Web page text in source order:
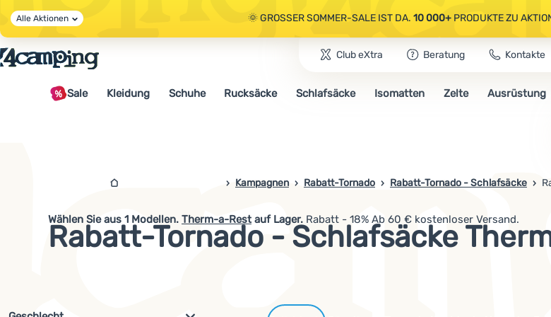
🌞 GROSSER SOMMER-SALE IST DA. 10 000+PRODUKTE ZU
🤫 - 10 % AUF AUSGEWÄHLTE CAMPING- & WANDERAUSRÜSTUNG.
🌞 GROSSER SOMMER-SALE IST DA.10 000+PRODUKTE ZU
Alle Aktionen
Club eXtra Beratung Kontakte
Sale Kleidung Schuhe Rucksäcke Schlafsäcke Isomatten Zelte Ausrüstung
4camping.at
Kampagnen Rabatt-Tornado Rabatt-Tornado - Schlafsäcke
Rabatt-Tornado - Schlafsäcke
Wählen Sie aus 1 Modellen. Therm-a-Rest auf Lager. Rabatt - 18% Ab 60 € kostenloser Versand.